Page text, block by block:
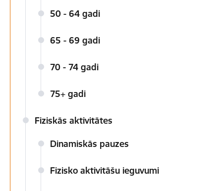
50 - 64 gadi
65 - 69 gadi
70 - 74 gadi
75+ gadi
Fiziskās aktivitātes
Dinamiskās pauzes
Fizisko aktivitāšu ieguvumi